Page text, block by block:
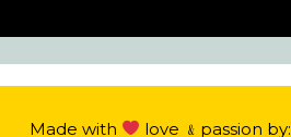
Made with love ﹠passion by: